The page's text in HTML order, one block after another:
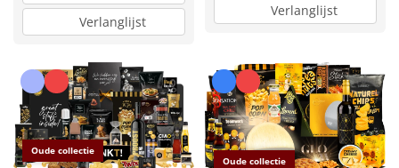
Verlanglijst
Verlanglijst
Oude collectie
Oude collectie